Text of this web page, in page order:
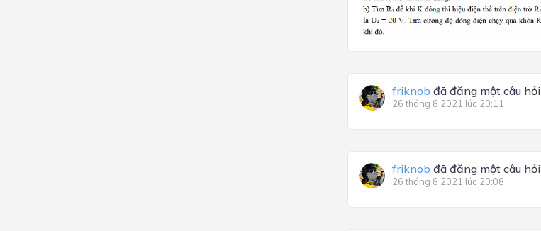
friknob đã đăng một câu hỏi
26 tháng 8 2021 lúc 20:11
friknob đã đăng một câu hỏi
26 tháng 8 2021 lúc 20:08